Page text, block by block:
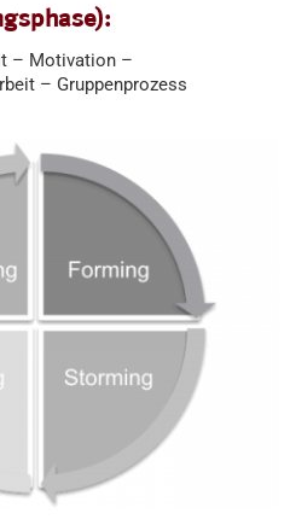
– Motivation –
– Gruppenprozess